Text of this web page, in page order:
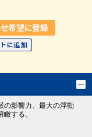
の影響力、最大の浮動
する。